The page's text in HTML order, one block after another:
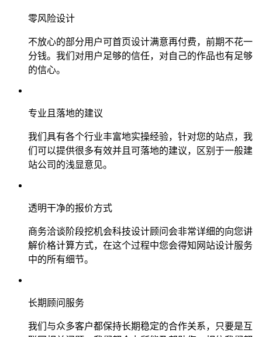
零风险设计
不放心的部分用户可首页设计满意再付费，前期不花一
分钱。我们对用户足够的信任，对自己的作品也有足够
的信心。
专业且落地的建议
我们具有各个行业丰富地实操经验，针对您的站点，我
们可以提供很多有效并且可落地的建议，区别于一般建
站公司的浅显意见。
透明干净的报价方式
商务洽谈阶段挖机会科技设计顾问会非常详细的向您讲
解价格计算方式，在这个过程中您会得知网站设计服务
中的所有细节。
长期顾问服务
我们与众多客户都保持长期稳定的合作关系，只要是互